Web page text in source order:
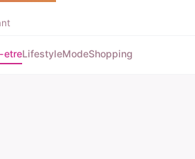
etreLifestyleModeShopping